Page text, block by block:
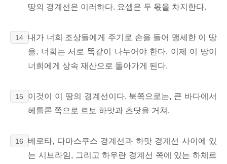
땅의 경계선은 이러하다. 요셉은 두 몫을 차지한다.
14
내가 너희 조상들에게 주기로 손을 들어 맹세한 이 땅
을, 너희는 서로 똑같이 나누어야 한다. 이제 이 땅이
너희에게 상속 재산으로 돌아가게 된다.
15 이것이 이 땅의 경계선이다. 북쪽으로는, 큰 바다에서
헤틀론 쪽으로 르보 하맛과 츠닷을 거쳐,
16
베로타, 다마스쿠스 경계선과 하맛 경계선 사이에 있
는 시브라임, 그리고 하우란 경계선 쪽에 있는 하체르